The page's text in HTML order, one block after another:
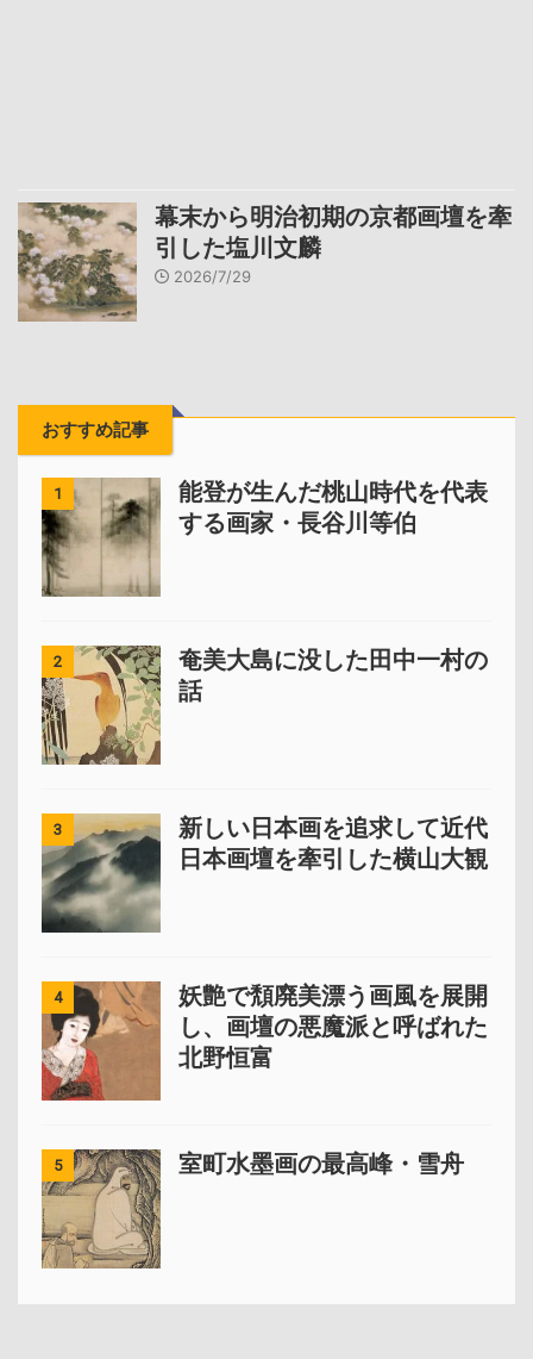
幕末から明治初期の京都画壇を牽
引した塩川文麟
2026/7/29
おすすめ記事
1
能登が生んだ桃山時代を代表
する画家・長谷川等伯
2
奄美大島に没した田中一村の
話
3
新しい日本画を追求して近代
日本画壇を牽引した横山大観
4
妖艶で頽廃美漂う画風を展開
し、画壇の悪魔派と呼ばれた
北野恒富
5 室町水墨画の最高峰・雪舟